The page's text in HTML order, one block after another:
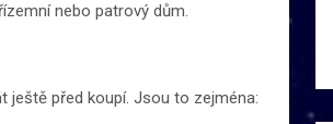
nebo patrový dům.
ještě před koupí. Jsou to zejména: